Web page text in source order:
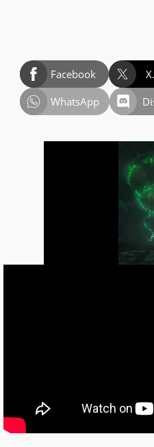
Facebook
WhatsApp